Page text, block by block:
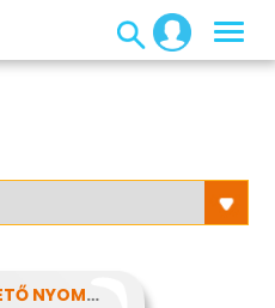
AZ ENYHÍTHETŐ NYOMÁS - STRESSZ